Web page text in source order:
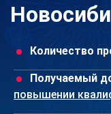
Количество
Получаемый
повышении